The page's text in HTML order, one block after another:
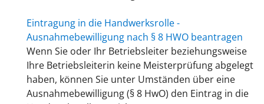
Eintragung in die Handwerksrolle -
Ausnahmebewilligung nach § 8 HWO beantragen
Wenn Sie oder Ihr Betriebsleiter beziehungsweise
Ihre Betriebsleiterin keine Meisterprüfung abgelegt
haben, können Sie unter Umständen über eine
Ausnahmebewilligung (§ 8 HwO) den Eintrag in die